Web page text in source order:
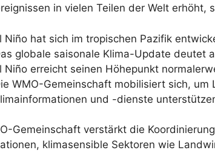
in vielen Teilen der Welt erhöht,
Niño hat sich im tropischen Pazifik
globale saisonale Klima-Update deutet
Niño erreicht seinen Höhepunkt
WMO-Gemeinschaft mobilisiert sich,
und -dienste
Gemeinschaft verstärkt die
klimasensible Sektoren wie